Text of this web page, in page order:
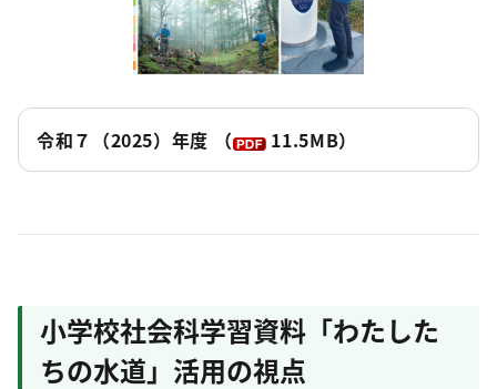
令和７（2025）年度 （ 11.5MB）
小学校社会科学習資料「わたした
ちの水道」活用の視点